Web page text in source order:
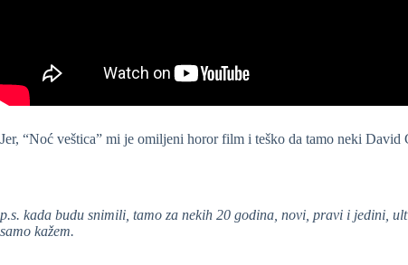
Jer, “Noć veštica” mi je omiljeni horor film i teško da tamo neki
p.s. kada budu snimili, tamo za nekih 20 godina, novi, pravi i jedini,
samo kažem.